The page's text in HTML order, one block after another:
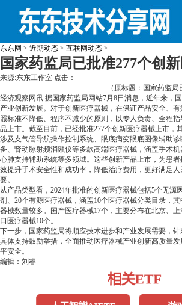
东东网 > 近期动态 > 互联网动态 >
国家药监局已批准277个创
来源:东东工作室 点击：
（原标题：国家药监局
经济观察网讯 据国家药监局网站7月8日消息，近年来，
产业创新发展。对于创新医疗器械，在保证产品安全、
照标准不降低、程序不减少的原则，以专人负责、全程
品上市。截至目前，已经批准277个创新医疗器械上市，
涉及支气管导航操作控制系统、眼底病变眼底图像辅助
备、肾动脉射频消融仪等多款高端医疗器械，涵盖手术机
心肺支持辅助系统等多领域。这些创新产品上市，为患
效提升手术安全性和成功率，降低治疗费用，更好满足
要。
从产品类型看，2024年批准的创新医疗器械包括5个无源
剂、20个有源医疗器械，涵盖10个医疗器械分类目录，
器械数量较多。国产医疗器械17个，主要分布在北京、
口医疗器械10个。
下一步，国家药监局将顺应技术进步和产业发展需要，
具体支持鼓励举措，全面推动医疗器械产业创新高质量
平安全。
编辑：刘睿